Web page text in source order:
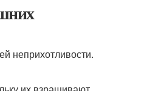
неприхотливости.